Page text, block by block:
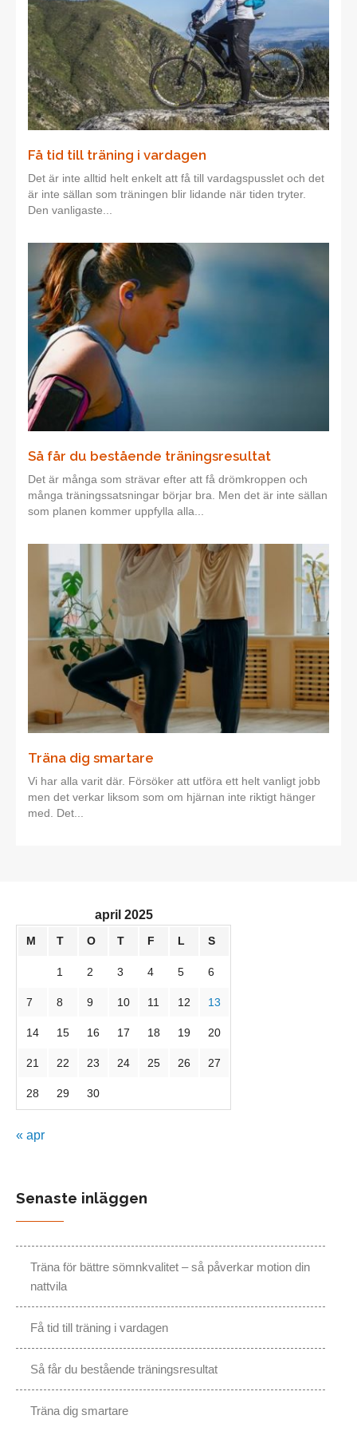
Få tid till träning i vardagen
Det är inte alltid helt enkelt att få till vardagspusslet och det
är inte sällan som träningen blir lidande när tiden tryter.
Den vanligaste...
Så får du bestående träningsresultat
Det är många som strävar efter att få drömkroppen och
många träningssatsningar börjar bra. Men det är inte sällan
som planen kommer uppfylla alla...
Träna dig smartare
Vi har alla varit där. Försöker att utföra ett helt vanligt jobb
men det verkar liksom som om hjärnan inte riktigt hänger
med. Det...
april 2025
M T O T F L S
1 2 3 4 5 6
7 8 9 10 11 12 13
14 15 16 17 18 19 20
21 22 23 24 25 26 27
28 29 30
« apr
Senaste inläggen
Träna för bättre sömnkvalitet – så påverkar motion din
nattvila
Få tid till träning i vardagen
Så får du bestående träningsresultat
Träna dig smartare